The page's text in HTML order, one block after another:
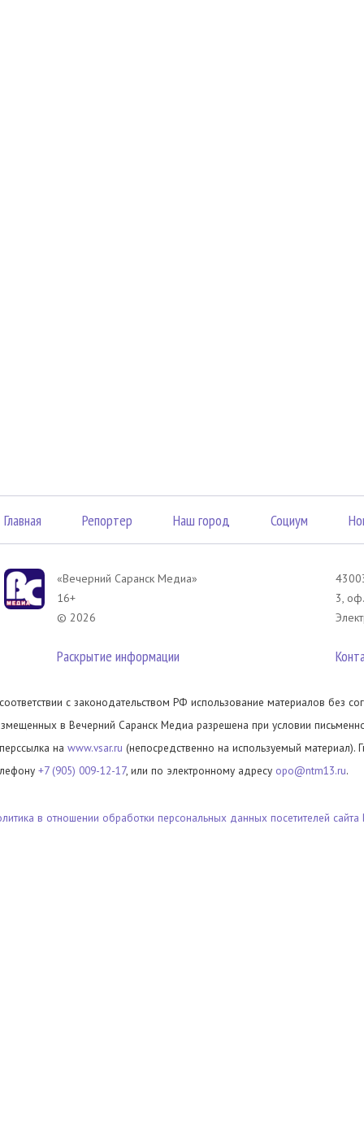
Главная Репортер Наш город Социум
«Вечерний Саранск Mедиа»
16+
© 2026
Раскрытие информации
3,
с законодательством РФ использование материалов без
в Вечерний Саранск Медиа разрешена при условии
на www.vsar.ru (непосредственно на используемый материал).
+7 (905) 009-12-17, или по электронному адресу opo@ntm13.ru.
в отношении обработки персональных данных посетителей